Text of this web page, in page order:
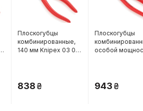
Плоскогубцы
комбинированные,
140 мм Knipex 03 01
838
Плоскогубцы
особой
943